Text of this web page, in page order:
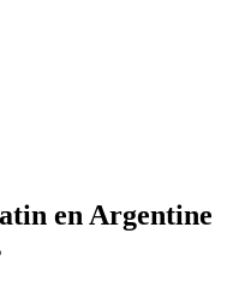
en Argentine